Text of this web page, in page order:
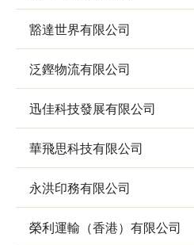
豁達世界有限公司
泛鏗物流有限公司
迅佳科技發展有限公司
華飛思科技有限公司
永洪印務有限公司
榮利運輸（香港）有限公司